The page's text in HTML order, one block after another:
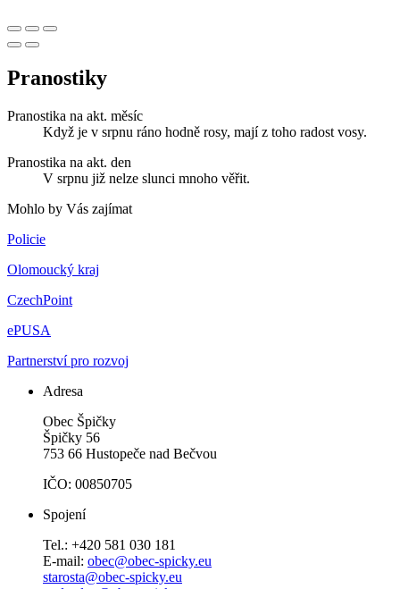
Pranostiky
Pranostika na akt. měsíc
Když je v srpnu ráno hodně rosy, mají z toho radost vosy.
Pranostika na akt. den
V srpnu již nelze slunci mnoho věřit.
Mohlo by Vás zajímat
Policie
Olomoucký kraj
CzechPoint
ePUSA
Partnerství pro rozvoj
Adresa
Obec Špičky
Špičky 56
753 66 Hustopeče nad Bečvou
IČO: 00850705
Spojení
Tel.: +420 581 030 181
E-mail: obec@obec-spicky.eu
starosta@obec-spicky.eu